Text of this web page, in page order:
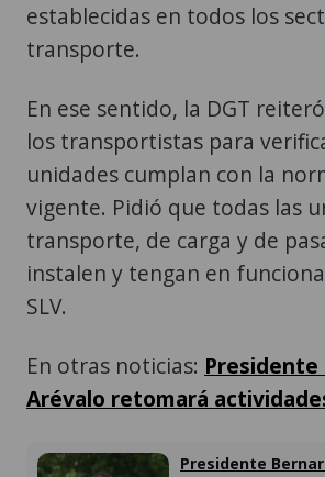
establecidas en todos los
transporte.
En ese sentido, la DGT
los transportistas para
unidades cumplan con la
vigente. Pidió que todas las
transporte, de carga y de
instalen y tengan en
SLV.
En otras noticias: Presidente
Arévalo retomará
Presidente